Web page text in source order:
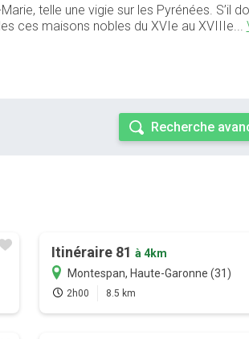
telle une vigie sur les Pyrénées. S’il
ces maisons nobles du XVIe au XVIIIe...
Recherche
Itinéraire 81 à 4km
Montespan, Haute-Garonne (31)
2h00 8.5 km